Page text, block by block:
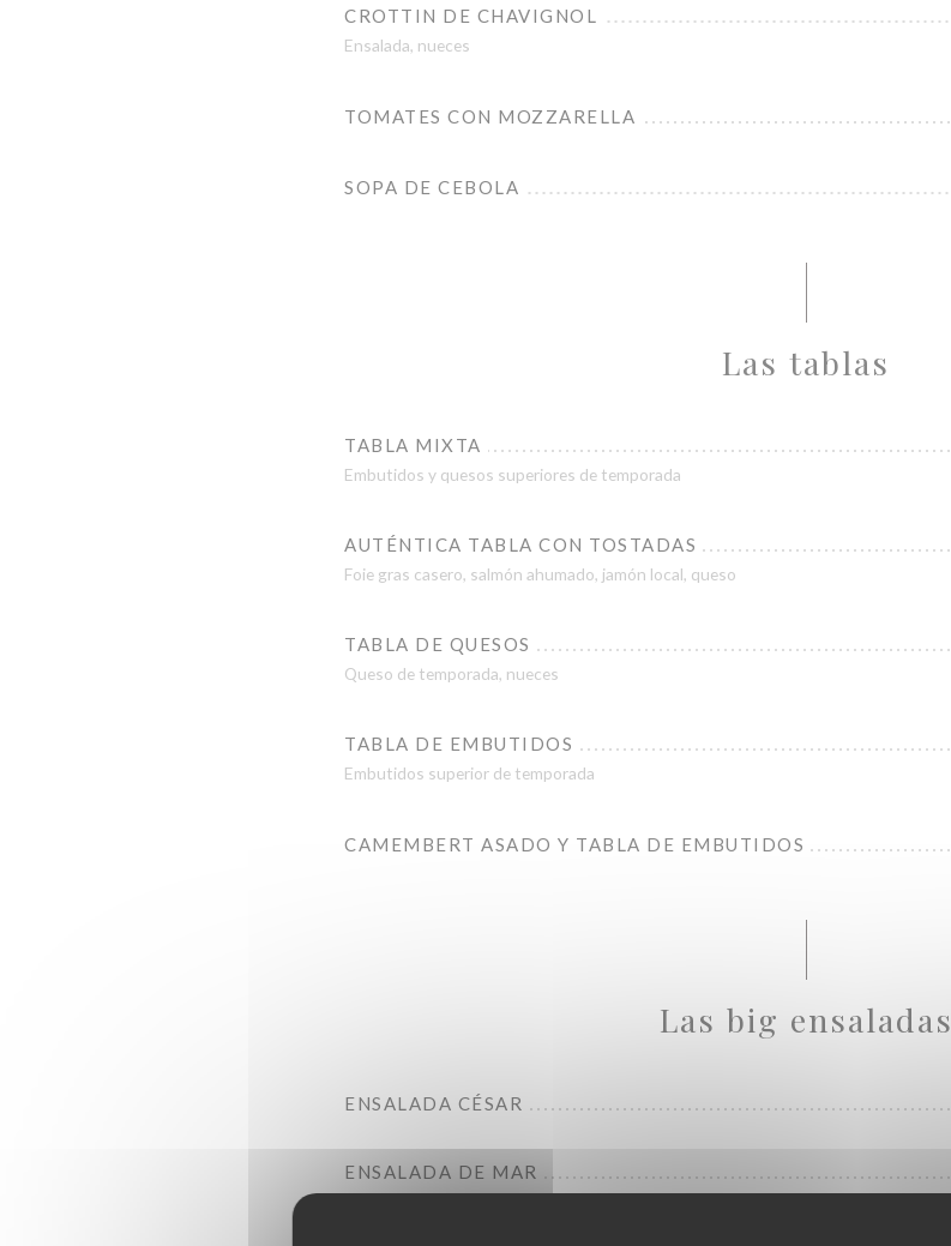
CROTTIN DE CHAVIGNOL
Ensalada, nueces
TOMATES CON MOZZARELLA
SOPA DE CEBOLA
Las tablas
TABLA MIXTA
Embutidos y quesos superiores de temporada
AUTÉNTICA TABLA CON TOSTADAS
Foie gras casero, salmón ahumado, jamón local, queso
TABLA DE QUESOS
Queso de temporada, nueces
TABLA DE EMBUTIDOS
Embutidos superior de temporada
CAMEMBERT ASADO Y TABLA DE EMBUTIDOS
Las big ensaladas
ENSALADA CÉSAR
ENSALADA DE MAR